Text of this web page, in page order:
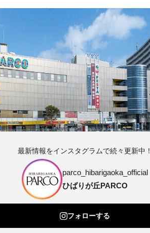
最新情報をインスタグラムで続々更新中！
parco_hibarigaoka_official
ひばりが丘PARCO
フォローする